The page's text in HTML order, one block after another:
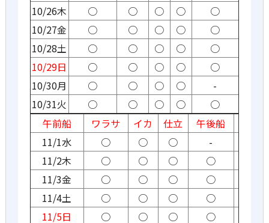
10/26木
○ ○ ○ ○
○
10/27金
○ ○ ○ ○
○
10/28土
○ ○ ○ ○
○
10/29日
○ ○ ○ ○
○
10/30月
○ ○ ○ ○
-
10/31火
○ ○ ○ ○
○
午前船
ワラサ イカ 仕立
午後船
11/1水
○ ○ ○
-
11/2木
○ ○ ○
○
11/3金
○ ○ ○
○
11/4土
○ ○ ○
○
11/5日
○ ○ ○ ○